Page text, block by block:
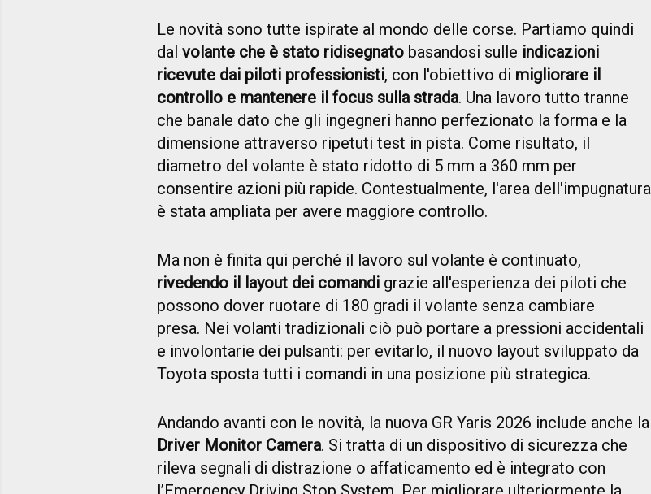
Le novità sono tutte ispirate al mondo delle corse. Partiamo quindi
dal volante che è stato ridisegnato basandosi sulle indicazioni
ricevute dai piloti professionisti, con l'obiettivo di migliorare il
controllo e mantenere il focus sulla strada. Una lavoro tutto tranne
che banale dato che gli ingegneri hanno perfezionato la forma e la
dimensione attraverso ripetuti test in pista. Come risultato, il
diametro del volante è stato ridotto di 5 mm a 360 mm per
consentire azioni più rapide. Contestualmente, l'area dell'impugnatura
è stata ampliata per avere maggiore controllo.
Ma non è finita qui perché il lavoro sul volante è continuato,
rivedendo il layout dei comandi grazie all'esperienza dei piloti che
possono dover ruotare di 180 gradi il volante senza cambiare
presa. Nei volanti tradizionali ciò può portare a pressioni accidentali
e involontarie dei pulsanti: per evitarlo, il nuovo layout sviluppato da
Toyota sposta tutti i comandi in una posizione più strategica.
Andando avanti con le novità, la nuova GR Yaris 2026 include anche la
Driver Monitor Camera. Si tratta di un dispositivo di sicurezza che
rileva segnali di distrazione o affaticamento ed è integrato con